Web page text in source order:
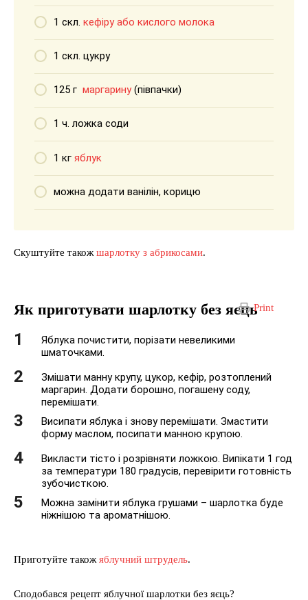
1 скл. кефіру або кислого молока
1 скл. цукру
125 г маргарину(півпачки)
1 ч. ложка соди
1 кг яблук
можна додати ванілін, корицю
Скуштуйте також шарлотку з абрикосами.
Print
Як приготувати шарлотку без яєць
Яблука почистити, порізати невеликими
шматочками.
Змішати манну крупу, цукор, кефір, розтоплений
маргарин. Додати борошно, погашену соду,
перемішати.
Висипати яблука і знову перемішати. Змастити
форму маслом, посипати манною крупою.
Викласти тісто і розрівняти ложкою. Випікати 1 год
за температури 180 градусів, перевірити готовність
зубочисткою.
Можна замінити яблука грушами – шарлотка буде
ніжнішою та ароматнішою.
Приготуйте також яблучний штрудель.
Сподобався рецепт яблучної шарлотки без яєць?